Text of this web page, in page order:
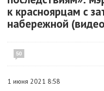
к красноярцам с
набережной
50
1 июня 2021 8:58